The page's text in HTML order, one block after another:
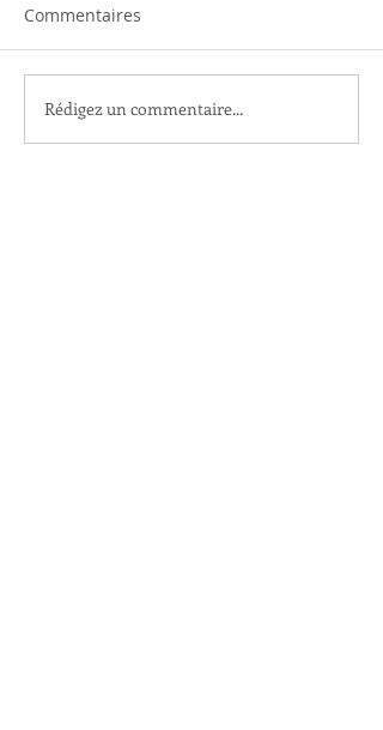
Commentaires
Rédigez un commentaire...